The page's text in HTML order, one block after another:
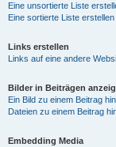
Eine unsortierte Liste
Eine sortierte Liste erstellen
Links erstellen
Links auf eine andere
Bilder in Beiträgen
Ein Bild zu einem Beitrag
Dateien zu einem Beitrag
Embedding Media